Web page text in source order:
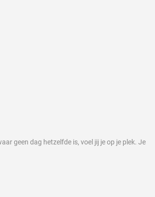
geen dag hetzelfde is, voel jij je op je plek. Je